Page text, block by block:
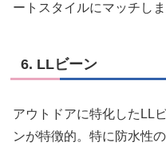
ートスタイルにマッチしま
6. LLビーン
アウトドアに特化したLL
ンが特徴的。特に防水性